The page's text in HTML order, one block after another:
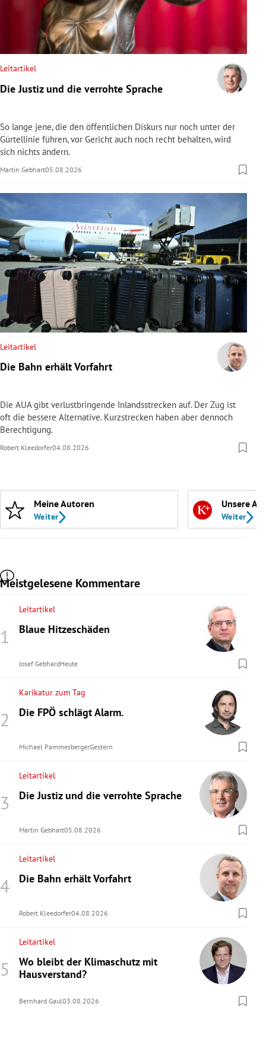
Leitartikel
Die Justiz und die verrohte Sprache
So lange jene, die den öffentlichen Diskurs nur noch unter der
Gürtellinie führen, vor Gericht auch noch recht behalten, wird
sich nichts ändern.
Martin Gebhart05.08.2026
Leitartikel
Die Bahn erhält Vorfahrt
Die AUA gibt verlustbringende Inlandsstrecken auf. Der Zug ist
oft die bessere Alternative. Kurzstrecken haben aber dennoch
Berechtigung.
Robert Kleedorfer04.08.2026
Meine Autoren
Weiter
Unsere
Weiter
Meistgelesene Kommentare
Leitartikel
Blaue Hitzeschäden
Josef GebhardHeute
Karikatur zum Tag
Die FPÖ schlägt Alarm.
Michael PammesbergerGestern
Leitartikel
Die Justiz und die verrohte Sprache
Martin Gebhart05.08.2026
Leitartikel
Die Bahn erhält Vorfahrt
Robert Kleedorfer04.08.2026
Leitartikel
Wo bleibt der Klimaschutz mit
Hausverstand?
Bernhard Gaul03.08.2026